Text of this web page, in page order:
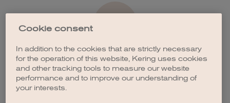
Cookie consent
In addition to the cookies that are strictly necessary
for the operation of this website, Kering uses cookies
and other tracking tools to measure our website
performance and to improve our understanding of
your interests.